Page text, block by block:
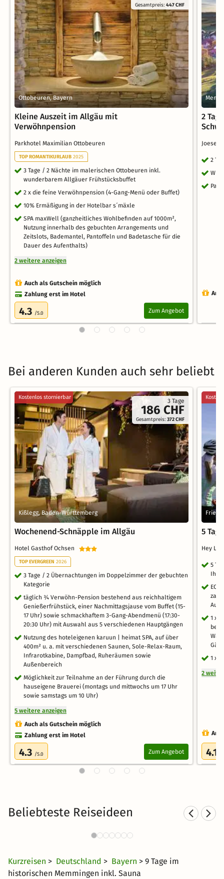
Gesamtpreis:447 CHF
Ottobeuren, Bayern
Kleine Auszeit im Allgäu mit
Verwöhnpension
Parkhotel Maximilian Ottobeuren
TOP ROMANTIKURLAUB 2025
3 Tage / 2 Nächte im malerischen Ottobeuren inkl.
wunderbarem Allgäuer Frühstücksbuffet
2 x die feine Verwöhnpension (4-Gang-Menü oder Buffet)
10% Ermäßigung in der Hotelbar s´mäxle
SPA maxWell (ganzheitliches Wohlbefinden auf 1000m²,
Nutzung innerhalb des gebuchten Arrangements und
Zeitslots, Bademantel, Pantoffeln und Badetasche für die
Dauer des Aufenthalts)
2 weitere anzeigen
Auch als Gutschein möglich
Zahlung erst im Hotel
4.3 /5.0 Zum Angebot
2
2
Bei anderen Kunden auch sehr beliebt
3 Tage
186 CHF
Gesamtpreis:372 CHF
Kostenlos stornierbar
Kißlegg, Baden-Württemberg
Wochenend-Schnäpple im Allgäu
Hotel Gasthof Ochsen
TOP EVERGREEN 2026
3 Tage / 2 Übernachtungen im Doppelzimmer der gebuchten
Kategorie
täglich ¾ Verwöhn-Pension bestehend aus reichhaltigem
Genießerfrühstück, einer Nachmittagsjause vom Buffet (15-
17 Uhr) sowie schmackhaftem 3-Gang-Abendmenü (17:30-
20:30 Uhr) mit Auswahl aus 5 verschiedenen Hauptgängen
Nutzung des hoteleigenen karuun | heimat SPA, auf über
400m² u. a. mit verschiedenen Saunen, Sole-Relax-Raum,
Infrarotkabine, Dampfbad, Ruheräumen sowie
Außenbereich
Möglichkeit zur Teilnahme an der Führung durch die
hauseigene Brauerei (montags und mittwochs um 17 Uhr
sowie samstags um 10 Uhr)
5 weitere anzeigen
Auch als Gutschein möglich
Zahlung erst im Hotel
4.3 /5.0 Zum Angebot
5
Hey
5
1 x
1 x
2
4.1
Beliebteste Reiseideen
Wellnesshotels in
Kurzreisen > Deutschland > Bayern > 9 Tage im
historischen Memmingen inkl. Sauna